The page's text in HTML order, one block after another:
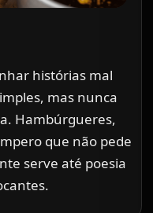
histórias mal
mas nunca
Hambúrgueres,
que não pede
serve até poesia